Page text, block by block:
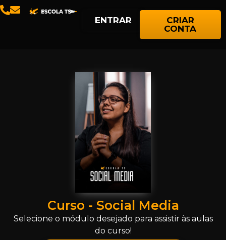
ENTRAR
CRIAR
CONTA
Curso - Social Media
Selecione o módulo desejado para assistir às aulas
do curso!